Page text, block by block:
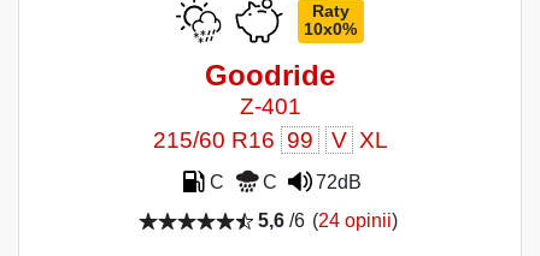
Raty
10x0%
Goodride
Z-401
215/60 R16 99 V XL
C C
72dB
5,6/6 (24 opinii)